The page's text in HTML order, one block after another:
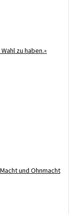
zu haben.«
und Ohnmacht